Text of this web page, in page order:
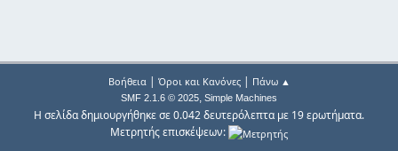
Βοήθεια| Όροι και Κανόνες| Πάνω ▲
SMF 2.1.6 © 2025, Simple Machines
Η σελίδα δημιουργήθηκε σε 0.042 δευτερόλεπτα με 19 ερωτήματα.
Μετρητής επισκέψεων: